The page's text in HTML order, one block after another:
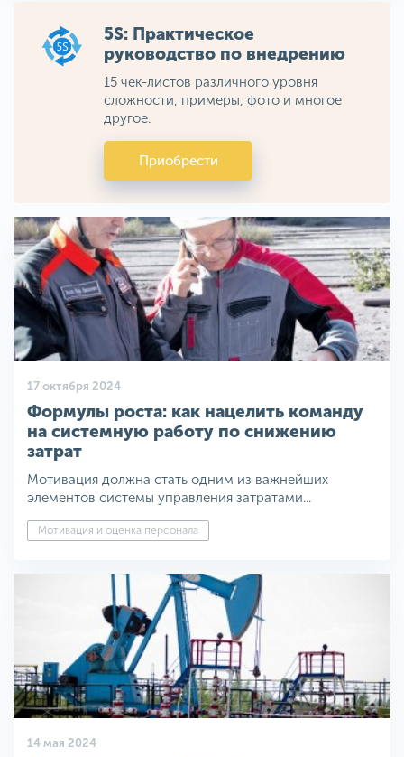
5S: Практическое
руководство по внедрению
15 чек-листов различного уровня
сложности, примеры, фото и многое
другое.
Приобрести
17 октября 2024
Формулы роста: как нацелить команду
на системную работу по снижению
затрат
Мотивация должна стать одним из важнейших
элементов системы управления затратами...
Мотивация и оценка персонала
14 мая 2024